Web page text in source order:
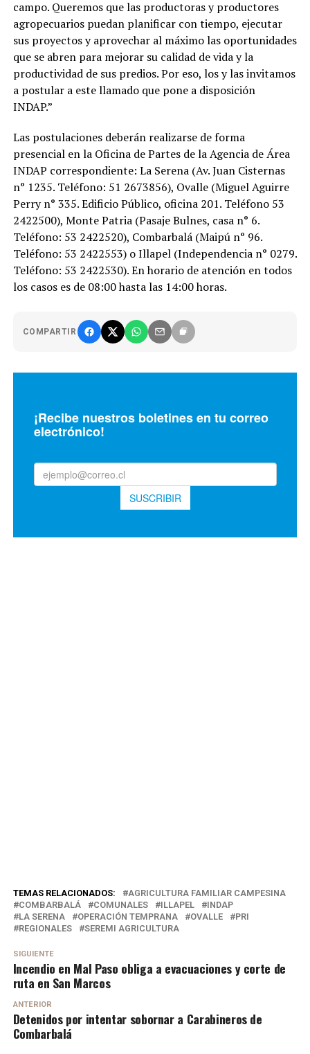
campo. Queremos que las productoras y productores
agropecuarios puedan planificar con tiempo, ejecutar
sus proyectos y aprovechar al máximo las oportunidades
que se abren para mejorar su calidad de vida y la
productividad de sus predios. Por eso, los y las invitamos
a postular a este llamado que pone a disposición
INDAP.”
Las postulaciones deberán realizarse de forma
presencial en la Oficina de Partes de la Agencia de Área
INDAP correspondiente: La Serena (Av. Juan Cisternas
n° 1235. Teléfono: 51 2673856), Ovalle (Miguel Aguirre
Perry n° 335. Edificio Público, oficina 201. Teléfono 53
2422500), Monte Patria (Pasaje Bulnes, casa n° 6.
Teléfono: 53 2422520), Combarbalá (Maipú n° 96.
Teléfono: 53 2422553) o Illapel (Independencia n° 0279.
Teléfono: 53 2422530). En horario de atención en todos
los casos es de 08:00 hasta las 14:00 horas.
COMPARTIR
TEMAS RELACIONADOS:
AGRICULTURA FAMILIAR CAMPESINA
COMBARBALÁ
COMUNALES ILLAPEL
INDAP
LA SERENA
OPERACIÓN TEMPRANA OVALLE
PRI
REGIONALES
SEREMI AGRICULTURA
SIGUIENTE
Incendio en Mal Paso obliga a evacuaciones y corte de
ruta en San Marcos
ANTERIOR
Detenidos por intentar sobornar a Carabineros de
Combarbalá